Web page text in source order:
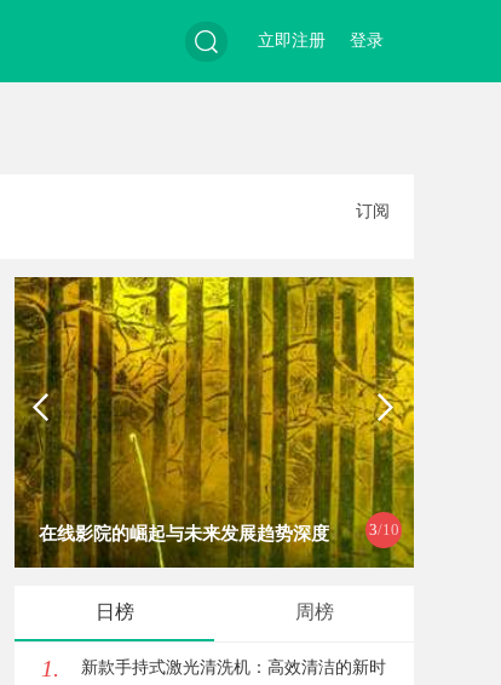
索
登录
立即注册
订阅
3/10
在线影院的崛起与未来发展趋势深度
日榜 周榜
1. 新款手持式激光清洗机：高效清洁的新时